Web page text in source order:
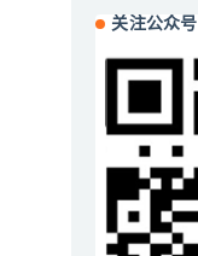
关注公众号